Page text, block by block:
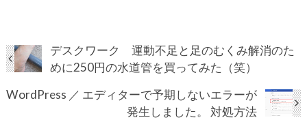
デスクワーク 運動不足と足のむくみ解消のた
めに250円の水道管を買ってみた（笑）
WordPress ／ エディターで予期しないエラーが
発生しました。 対処方法